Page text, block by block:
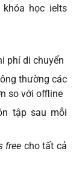
học ielts
phí di chuyển
thường các
so với offline
tập sau mỗi
free cho tất cả